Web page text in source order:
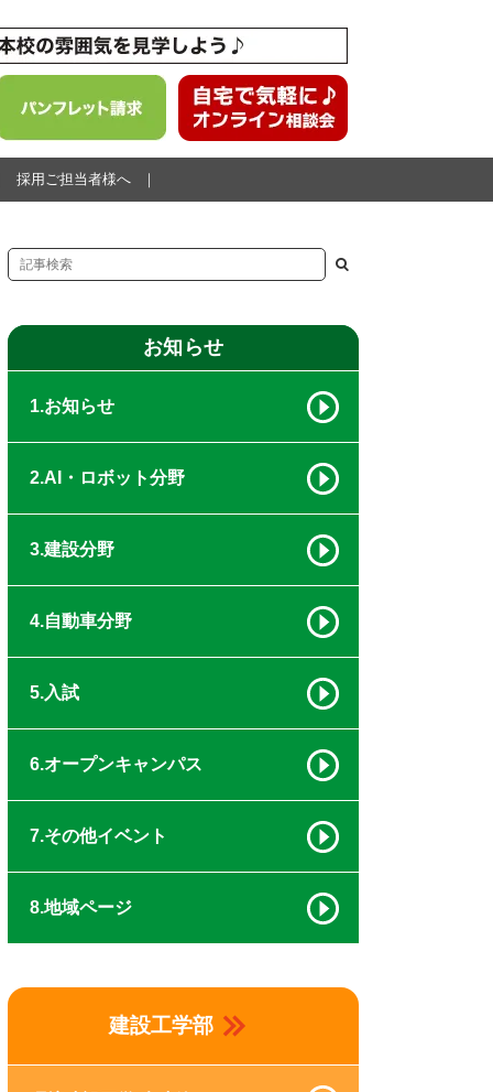
採用ご担当者様へ
お知らせ
1.お知らせ
2.AI・ロボット分野
3.建設分野
4.自動車分野
5.入試
6.オープンキャンパス
7.その他イベント
8.地域ページ
建設工学部